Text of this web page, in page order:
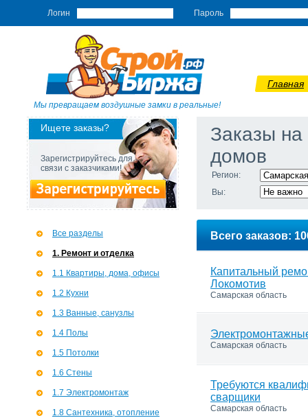
Логин Пароль
Мы превращаем воздушные замки в реальные!
Главная
Ищете заказы?
Зарегистрируйтесь для
связи с заказчиками!
Все разделы
1. Ремонт и отделка
1.1 Квартиры, дома, офисы
1.2 Кухни
1.3 Ванные, санузлы
1.4 Полы
1.5 Потолки
1.6 Стены
1.7 Э­лектромонтаж
1.8 Сантехника, отопление
Заказы на
домов
Регион:
Вы:
Всего заказов:
Капитальный
Локомотив
Самарская область
Самарская область
Требуются
сварщики
Самарская область